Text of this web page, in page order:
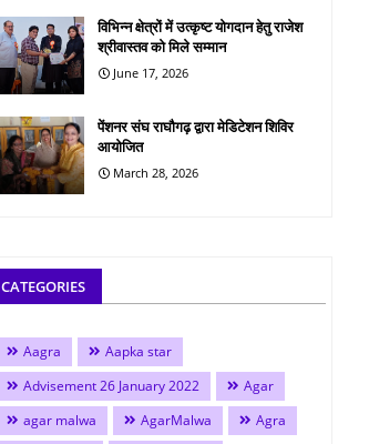
विभिन्न क्षेत्रों में उत्कृष्ट योगदान हेतु राजेश
श्रीवास्तव को मिले सम्मान
June 17, 2026
पेंशनर संघ राघौगढ़ द्वारा मेडिटेशन शिविर
आयोजित
March 28, 2026
CATEGORIES
Aagra
Aapka star
Advisement 26 January 2022
Agar
agar malwa
AgarMalwa
Agra